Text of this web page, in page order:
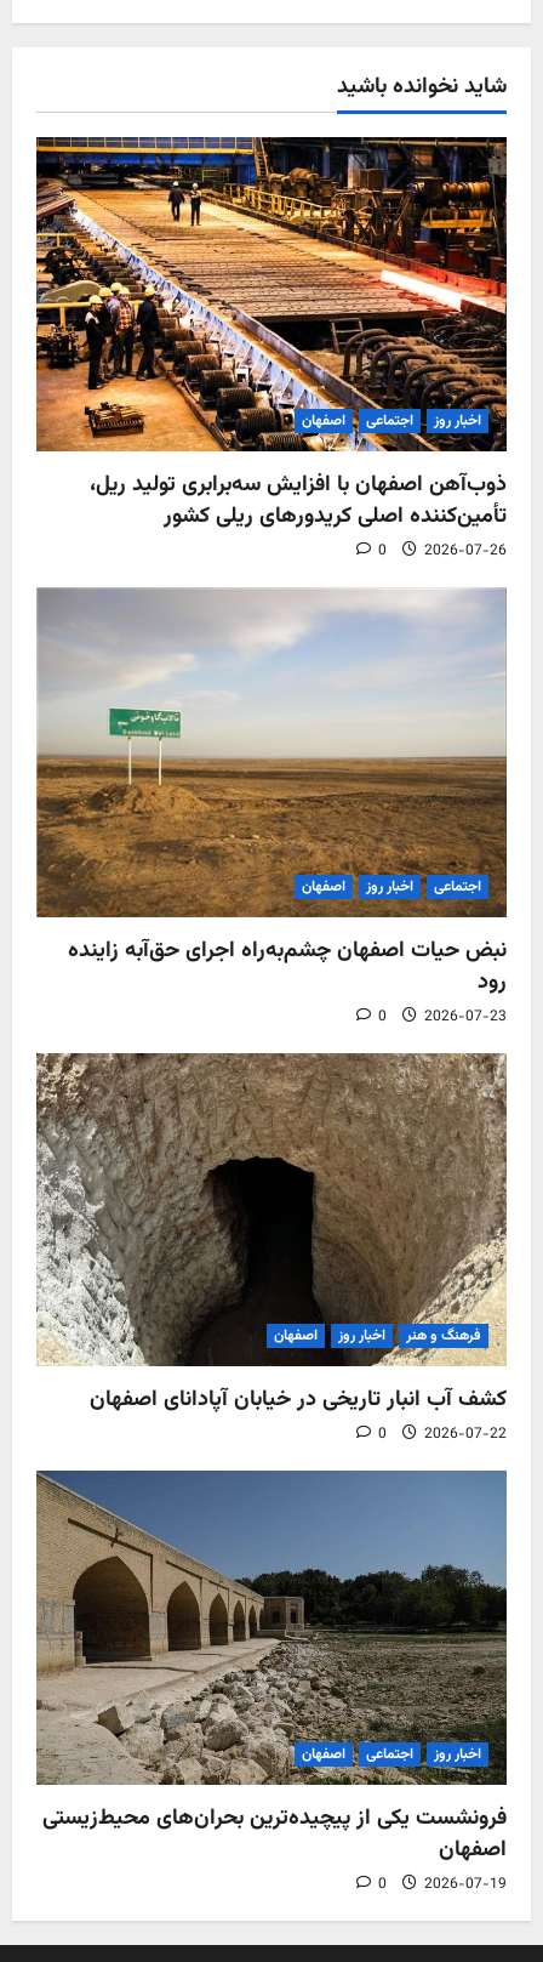
شاید نخوانده باشید
اخبار روز اجتماعی اصفهان
ذوب‌آهن اصفهان با افزایش سه‌برابری تولید ریل،
تأمین‌کننده اصلی کریدورهای ریلی کشور
2026-07-26
0
اجتماعی اخبار روز اصفهان
نبض حیات اصفهان چشم‌به‌راه اجرای حق‌آبه زاینده
رود
2026-07-23
0
فرهنگ و هنر اخبار روز اصفهان
کشف آب‌ انبار تاریخی در خیابان آپادانای اصفهان
2026-07-22
0
اخبار روز اجتماعی اصفهان
فرونشست یکی از پیچیده‌ترین بحران‌های محیط‌زیستی
اصفهان
2026-07-19
0